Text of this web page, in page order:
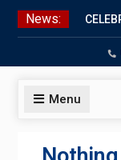
Skip
News:
Menu